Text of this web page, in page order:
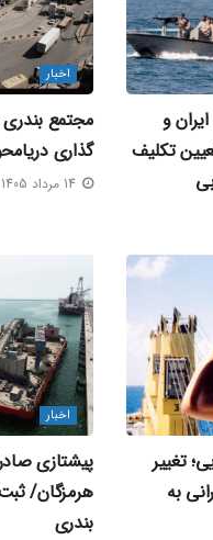
و
تکلیف
اخبار
مجتمع بندری
گذاری
14 مرداد 1405
تغییر
به
اخبار
پیشتازی
هرمزگان/
بندری